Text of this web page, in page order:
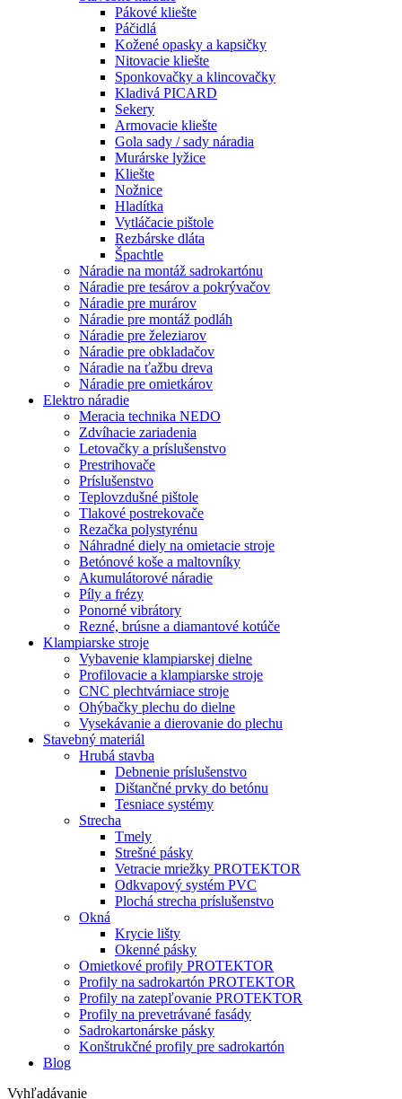
Pákové kliešte
Páčidlá
Kožené opasky a kapsičky
Nitovacie kliešte
Sponkovačky a klincovačky
Kladivá PICARD
Sekery
Armovacie kliešte
Gola sady / sady náradia
Murárske lyžice
Kliešte
Nožnice
Hladítka
Vytláčacie pištole
Rezbárske dláta
Špachtle
Náradie na montáž sadrokartónu
Náradie pre tesárov a pokrývačov
Náradie pre murárov
Náradie pre montáž podláh
Náradie pre železiarov
Náradie pre obkladačov
Náradie na ťažbu dreva
Náradie pre omietkárov
Elektro náradie
Meracia technika NEDO
Zdvíhacie zariadenia
Letovačky a príslušenstvo
Prestrihovače
Príslušenstvo
Teplovzdušné pištole
Tlakové postrekovače
Rezačka polystyrénu
Náhradné diely na omietacie stroje
Betónové koše a maltovníky
Akumulátorové náradie
Píly a frézy
Ponorné vibrátory
Rezné, brúsne a diamantové kotúče
Klampiarske stroje
Vybavenie klampiarskej dielne
Profilovacie a klampiarske stroje
CNC plechtvárniace stroje
Ohýbačky plechu do dielne
Vysekávanie a dierovanie do plechu
Stavebný materiál
Hrubá stavba
Debnenie príslušenstvo
Dištančné prvky do betónu
Tesniace systémy
Strecha
Tmely
Strešné pásky
Vetracie mriežky PROTEKTOR
Odkvapový systém PVC
Plochá strecha príslušenstvo
Okná
Krycie lišty
Okenné pásky
Omietkové profily PROTEKTOR
Profily na sadrokartón PROTEKTOR
Profily na zatepľovanie PROTEKTOR
Profily na prevetrávané fasády
Sadrokartonárske pásky
Konštrukčné profily pre sadrokartón
Blog
Vyhľadávanie